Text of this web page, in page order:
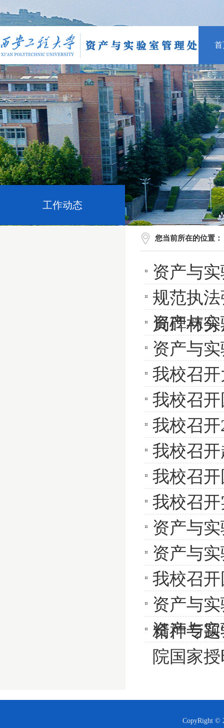
首
工作动态
您当前所在的位置：
资产与
规范执
局碑林
资产与
资产与
我校召
我校召
我校召
我校召
我校召
我校召
资产与
资产与
我校召
资产与
精神专
资产与
院国家
CopyRight ©